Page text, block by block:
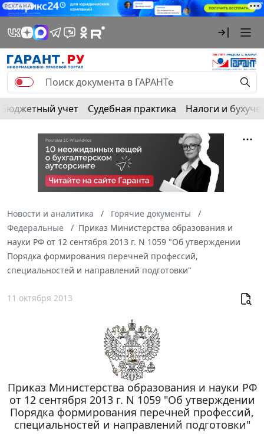
РЕКЛАМА
Бюджетный учет Судебная практика Налоги и
Новости и аналитика
Горячие документы
Федеральные
Приказ Министерства образования и
науки РФ от 12 сентября 2013 г. N 1059 "Об утверждении
Порядка формирования перечней профессий,
специальностей и направлений подготовки"
11 октября 2013
Приказ Министерства образования и науки РФ
от 12 сентября 2013 г. N 1059 "Об утверждении
Порядка формирования перечней профессий,
специальностей и направлений подготовки"